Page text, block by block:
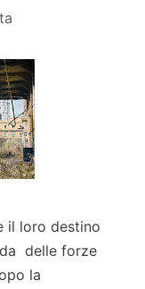
il loro destino
delle forze
la